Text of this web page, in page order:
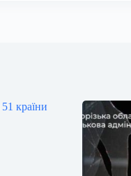
країни